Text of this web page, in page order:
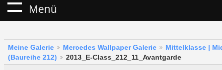
Menü
Meine Galerie Mercedes Wallpaper Galerie
Mittelklasse |
(Baureihe 212)
2013_E-Class_212_11_Avantgarde